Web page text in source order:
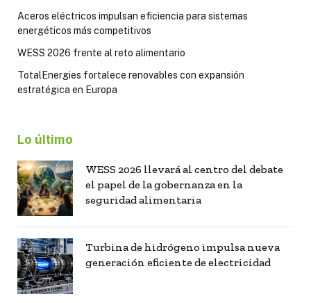
Aceros eléctricos impulsan eficiencia para sistemas
energéticos más competitivos
WESS 2026 frente al reto alimentario
TotalEnergies fortalece renovables con expansión
estratégica en Europa
Lo último
WESS 2026 llevará al centro del debate
el papel de la gobernanza en la
seguridad alimentaria
Turbina de hidrógeno impulsa nueva
generación eficiente de electricidad